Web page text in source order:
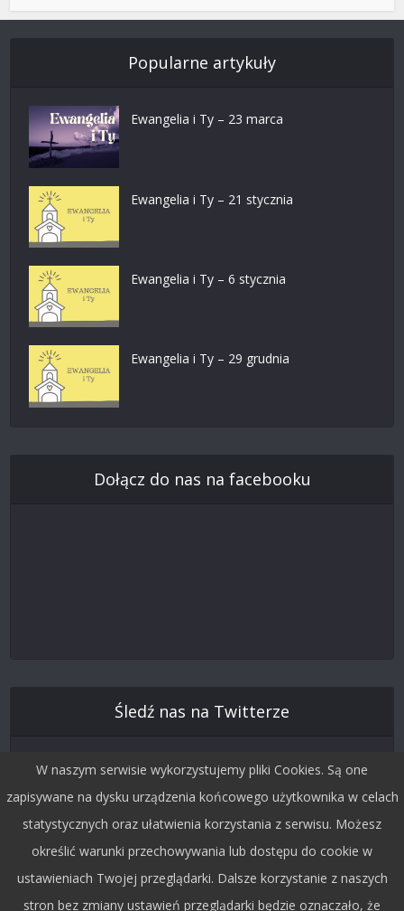
Popularne artykuły
Ewangelia i Ty – 23 marca
Ewangelia i Ty – 21 stycznia
Ewangelia i Ty – 6 stycznia
Ewangelia i Ty – 29 grudnia
Dołącz do nas na facebooku
Śledź nas na Twitterze
W naszym serwisie wykorzystujemy pliki Cookies. Są one
zapisywane na dysku urządzenia końcowego użytkownika w celach
statystycznych oraz ułatwienia korzystania z serwisu. Możesz
określić warunki przechowywania lub dostępu do cookie w
ustawieniach Twojej przeglądarki. Dalsze korzystanie z naszych
stron bez zmiany ustawień przeglądarki będzie oznaczało, że